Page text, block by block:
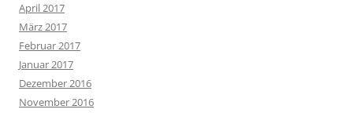
April 2017
März 2017
Februar 2017
Januar 2017
Dezember 2016
November 2016